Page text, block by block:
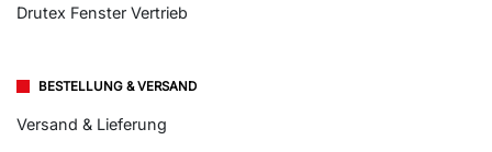
Drutex Fenster Vertrieb
BESTELLUNG & VERSAND
Versand & Lieferung